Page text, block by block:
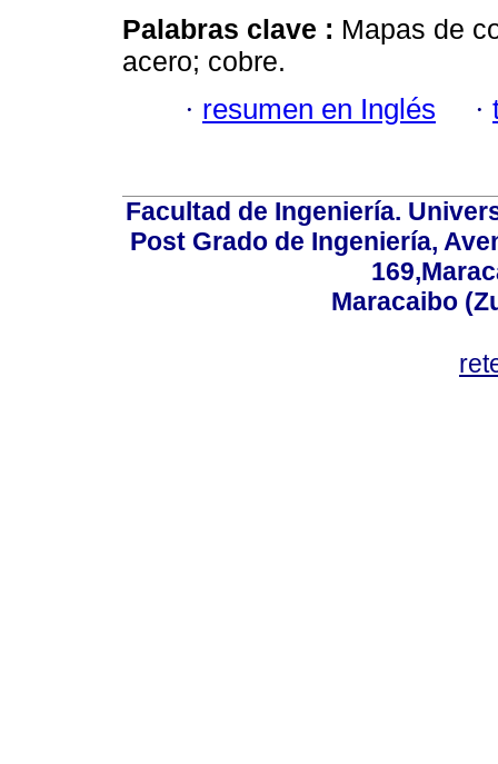
Palabras clave : Mapas de
acero; cobre.
· resumen en Inglés ·
Facultad de Ingeniería.
Post Grado de Ingeniería,
Maracaibo